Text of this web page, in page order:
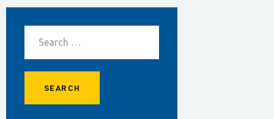
Επικοινωνία